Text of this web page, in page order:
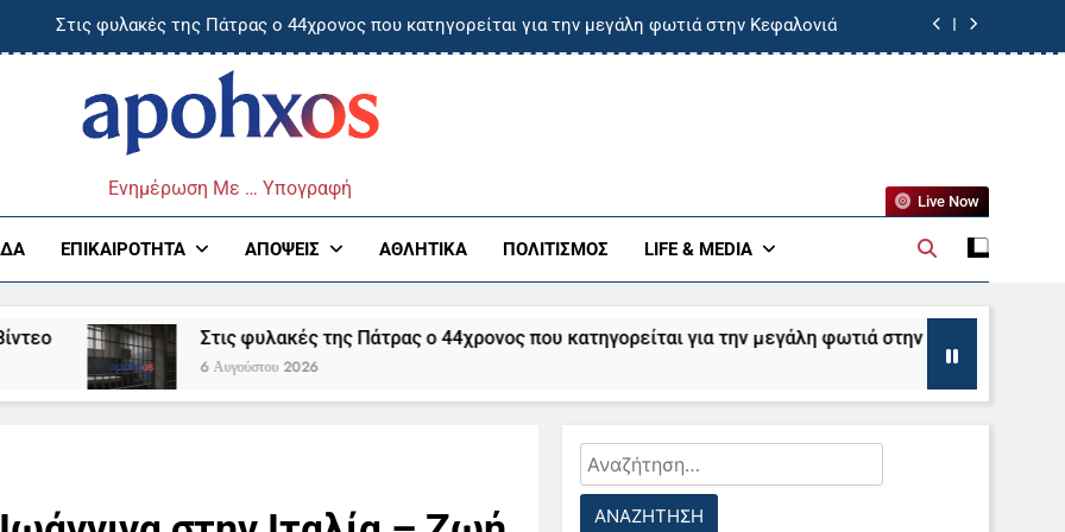
Στις φυλακές της Πάτρας ο 44χρονος που κατηγορείται για την μεγάλη φωτιά στην Κεφαλονιά
Τραυματίστηκε Ισραηλινή στην χαράδρα του Βίκου- Μεταφορά σε ασφαλές σημείο από πυροσβέστες
την Πέμπτη στην Ελλάδα η 46χρονη που κατηγορείται για τη Marfin – Πάει στον εισαγγελέα την
Στο σκοτάδι περιοχές της Άρτας λόγω φωτιάς σε υποσταθμό της Δ.Ε.Η.- Βίντεο
Τραυματίστηκε Ισραηλινή στην χαράδρα του Βίκου- Μεταφορά σε ασφαλές σημείο από πυροσβέστες
την Πέμπτη στην Ελλάδα η 46χρονη που κατηγορείται για τη Marfin – Πάει στον εισαγγελέα την
Ενημέρωση Με … Υπογραφή
ΕΠΙΚΑΙΡΌΤΗΤΑ ΑΠΌΨΕΙΣ ΑΘΛΗΤΙΚΆ ΠΟΛΙΤΙΣΜΌΣ LIFE & MEDIA
Live Now
Στις φυλακές της Πάτρας ο 44χρονος που κατηγορείται για την μεγάλη φωτιά στην Κεφαλονιά
6 Αυγούστου 2026
Αναζήτηση
για: